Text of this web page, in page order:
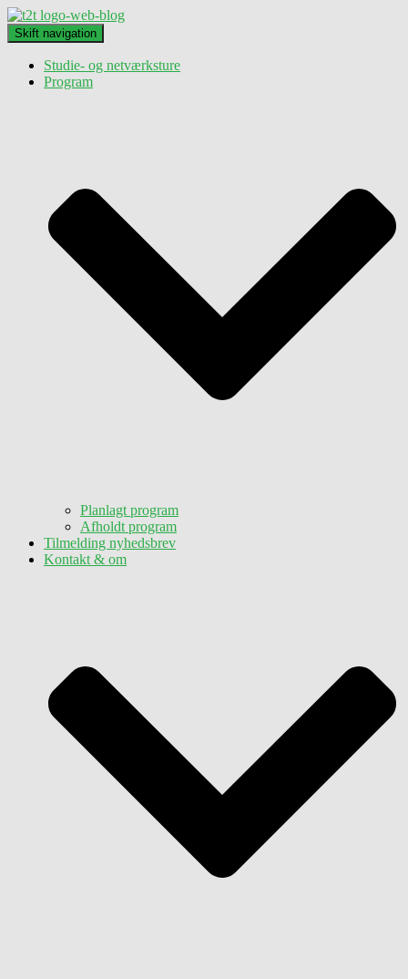
Skift navigation
Studie- og netværksture
Program
Planlagt program
Afholdt program
Tilmelding nyhedsbrev
Kontakt & om